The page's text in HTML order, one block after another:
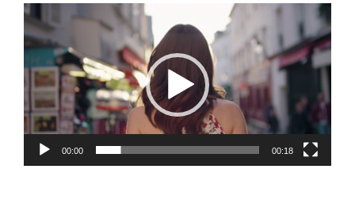
動
画
プ
レ
ー
ヤ
ー
00:00 00:18